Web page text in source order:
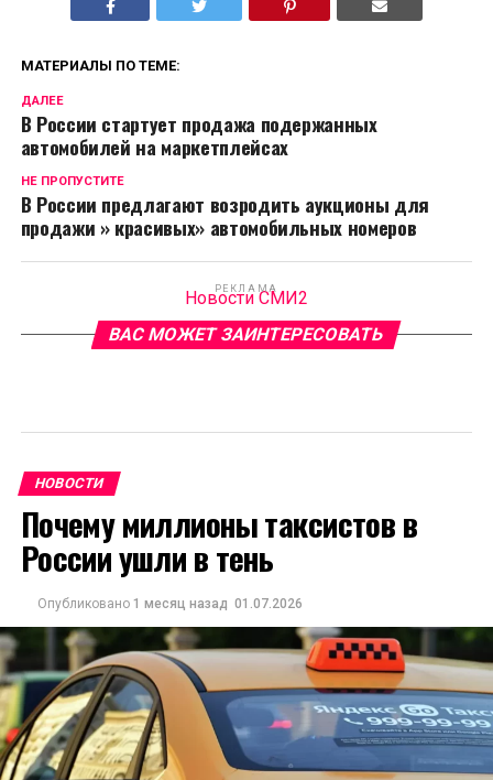
МАТЕРИАЛЫ ПО ТЕМЕ:
ДАЛЕЕ
В России стартует продажа подержанных
автомобилей на маркетплейсах
НЕ ПРОПУСТИТЕ
В России предлагают возродить аукционы для
продажи » красивых» автомобильных номеров
РЕКЛАМА
Новости СМИ2
ВАС МОЖЕТ ЗАИНТЕРЕСОВАТЬ
НОВОСТИ
Почему миллионы таксистов в
России ушли в тень
Опубликовано 1 месяц назад 01.07.2026